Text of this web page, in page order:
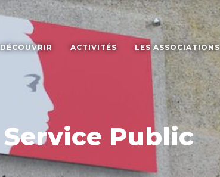
DÉCOUVRIR ACTIVITÉS LES ASSOCIATIONS
Service Public